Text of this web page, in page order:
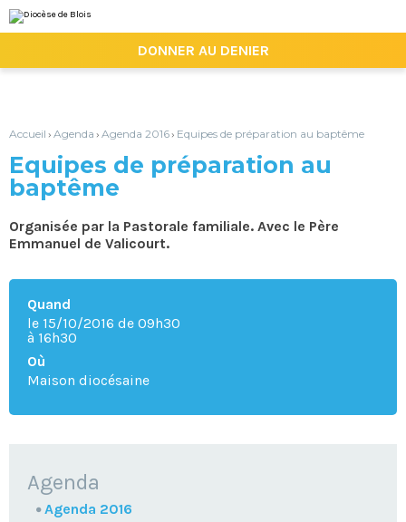
au
contenu.
la
personnels
DONNER AU DENIER
Accueil › Agenda › Agenda 2016› Equipes de préparation au baptême
Equipes de préparation au
baptême
Organisée par la Pastorale familiale. Avec le Père
Emmanuel de Valicourt.
Quand
le 15/10/2016 de 09h30
à 16h30
Où
Maison diocésaine
NAVIGATION
Agenda
Agenda 2016